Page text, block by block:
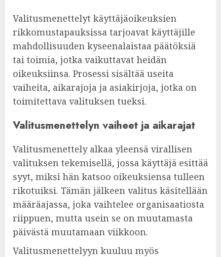
Valitusmenettelyt käyttäjäoikeuksien
rikkomustapauksissa tarjoavat käyttäjille
mahdollisuuden kyseenalaistaa päätöksiä
tai toimia, jotka vaikuttavat heidän
oikeuksiinsa. Prosessi sisältää useita
vaiheita, aikarajoja ja asiakirjoja, jotka on
toimitettava valituksen tueksi.
Valitusmenettelyn vaiheet ja aikarajat
Valitusmenettely alkaa yleensä virallisen
valituksen tekemisellä, jossa käyttäjä esittää
syyt, miksi hän katsoo oikeuksiensa tulleen
rikotuiksi. Tämän jälkeen valitus käsitellään
määräajassa, joka vaihtelee organisaatiosta
riippuen, mutta usein se on muutamasta
päivästä muutamaan viikkoon.
Valitusmenettelyyn kuuluu myös